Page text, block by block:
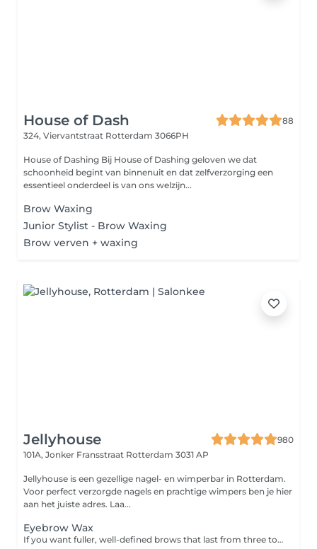
House of Dash
88
324, Viervantstraat Rotterdam 3066PH
House of Dashing Bij House of Dashing geloven we dat
schoonheid begint van binnenuit en dat zelfverzorging een
essentieel onderdeel is van ons welzijn...
Brow Waxing
Junior Stylist - Brow Waxing
Brow verven + waxing
Jellyhouse
980
101A, Jonker Fransstraat Rotterdam 3031 AP
Jellyhouse is een gezellige nagel- en wimperbar in Rotterdam.
Voor perfect verzorgde nagels en prachtige wimpers ben je hier
aan het juiste adres. Laa...
Eyebrow Wax
If you want fuller, well-defined brows that last from three to five weeks, book in for a wax and tint. Please note: If you have not had a patch at this salon in the last 6 months then a patch test is required 24 to 48 hours prior to your appointment. Please contact the salon to arrange this.